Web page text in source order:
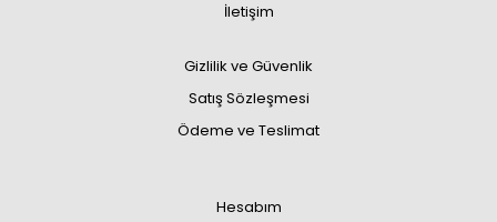
İletişim
Gizlilik ve Güvenlik
Satış Sözleşmesi
Ödeme ve Teslimat
Hesabım